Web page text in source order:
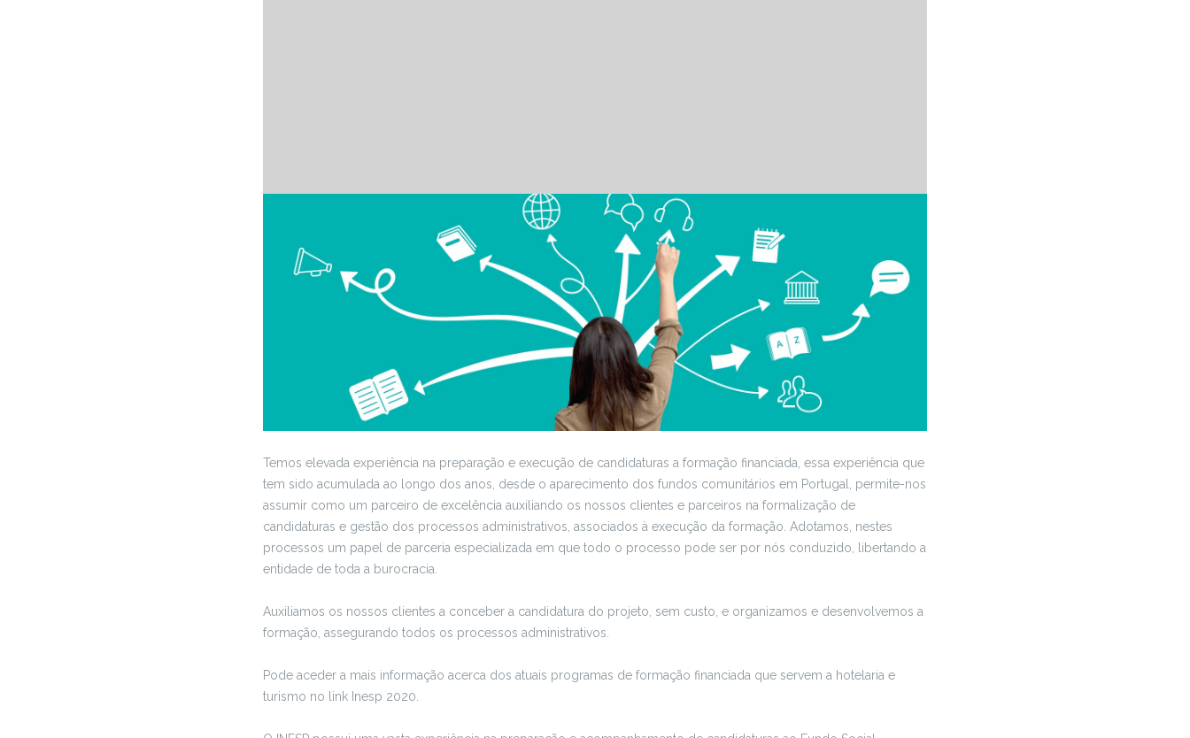
Temos elevada experiência na preparação e execução de candidaturas a formação financiada, essa experiência que
tem sido acumulada ao longo dos anos, desde o aparecimento dos fundos comunitários em Portugal, permite-nos
assumir como um parceiro de excelência auxiliando os nossos clientes e parceiros na formalização de
candidaturas e gestão dos processos administrativos, associados à execução da formação. Adotamos, nestes
processos um papel de parceria especializada em que todo o processo pode ser por nós conduzido, libertando a
entidade de toda a burocracia.
Auxiliamos os nossos clientes a conceber a candidatura do projeto, sem custo, e organizamos e desenvolvemos a
formação, assegurando todos os processos administrativos.
Pode aceder a mais informação acerca dos atuais programas de formação financiada que servem a hotelaria e
turismo no link Inesp 2020.